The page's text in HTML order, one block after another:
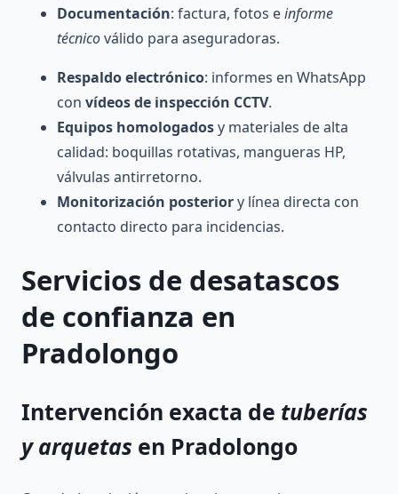
Documentación: factura, fotos einforme
técnicoválido para aseguradoras.
Respaldo electrónico: informes en WhatsApp
con vídeos de inspección CCTV.
Equipos homologadosy materiales de alta
calidad: boquillas rotativas, mangueras HP,
válvulas antirretorno.
Monitorización posteriory línea directa con
contacto directo para incidencias.
Servicios de desatascos
de confianza en
Pradolongo
Intervención exacta de tuberías
y arquetas en Pradolongo